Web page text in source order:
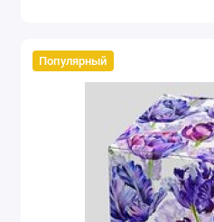
Популярный